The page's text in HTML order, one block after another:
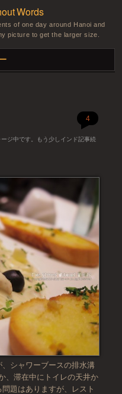
Words
of one day around Hanoi and
picture to get the larger size.
4
ジ中です。もう少しインド記事続
シャワーブースの排水溝
、滞在中にトイレの天井か
題はありますが、レスト